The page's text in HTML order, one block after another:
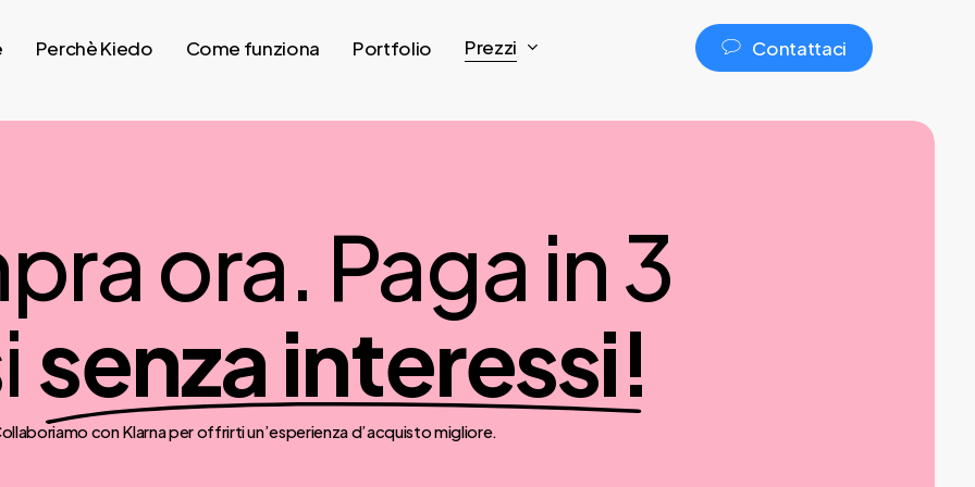
Perchè Kiedo Come funziona Portfolio Prezzi Contattaci
ora. Paga in 3
senza interessi!
con Klarna per offrirti un’esperienza d’acquisto migliore.